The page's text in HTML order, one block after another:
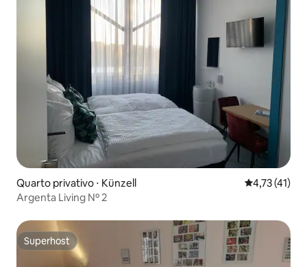
Quarto privativo ⋅ Künzell 4,73 de uma
4,73 (41)
Argenta Living Nº 2
Superhost
Superhost